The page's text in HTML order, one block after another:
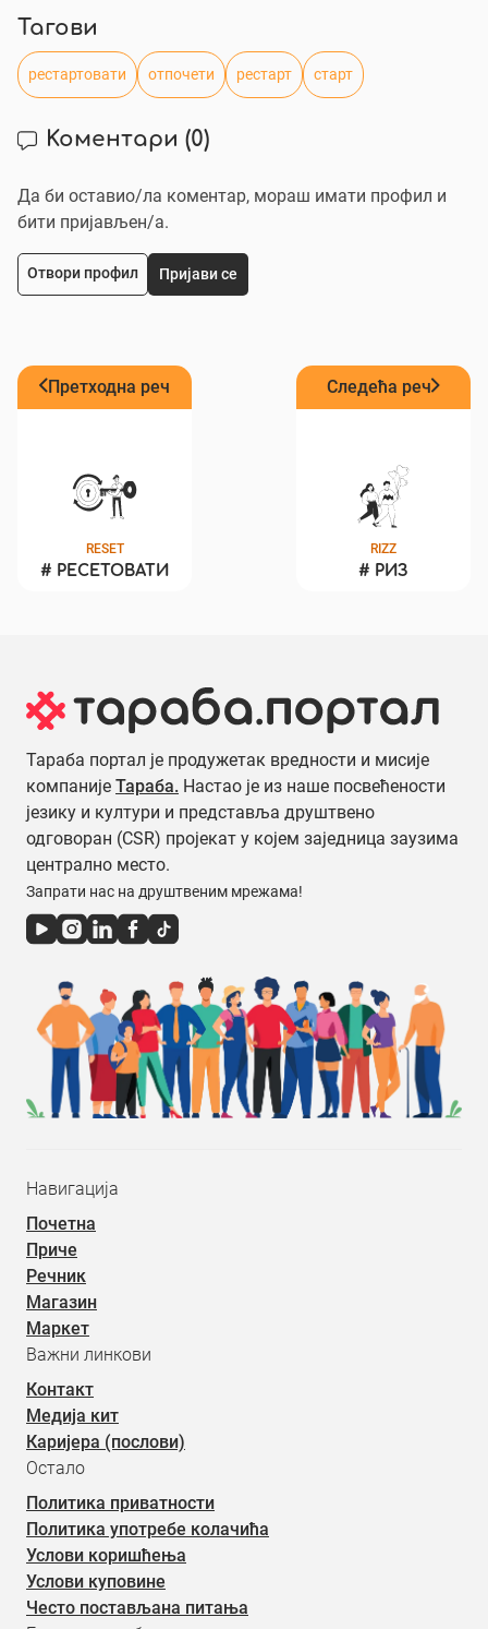
Тагови
рестартовати отпочети рестарт старт
Коментари (0)
Да би оставио/ла коментар, мораш имати профил и
бити пријављен/a.
Отвори профил Пријави се
Претходна реч
RESET
# РЕСЕТОВАТИ
Следећа реч
RIZZ
# РИЗ
Тараба портал је продужетак вредности и мисије
компаније Тараба. Настао је из наше посвећености
језику и култури и представља друштвено
одговоран (CSR) пројекат у којем заједница заузима
централно место.
Запрати нас на друштвеним мрежама!
Навигација
Почетна
Приче
Речник
Магазин
Маркет
Важни линкови
Контакт
Медија кит
Каријера (послови)
Остало
Политика приватности
Политика употребе колачића
Услови коришћења
Услови куповине
Често постављана питања